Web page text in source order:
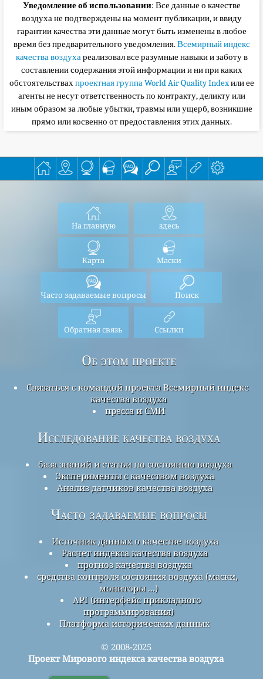
Уведомление об использовании: Все данные о качестве
воздуха не подтверждены на момент публикации, и ввиду
гарантии качества эти данные могут быть изменены в любое
время без предварительного уведомления.Всемирный индекс
качества воздухареализовал все разумные навыки и заботу в
составлении содержания этой информации и ни при каких
обстоятельствахпроектная группа World Air Quality Indexили ее
агенты не несут ответственность по контракту, деликту или
иным образом за любые убытки, травмы или ущерб, возникшие
прямо или косвенно от предоставления этих данных.
На главную здесь
Карта Маски
Часто задаваемые вопросы Поиск
Обратная связь Ссылки
Об этом проекте
Связаться с командой проекта Всемирный индекс
качества воздуха
пресса и СМИ
Исследование качества воздуха
база знаний и статьи по состоянию воздуха
Эксперименты с качеством воздуха
Анализ датчиков качества воздуха
Часто задаваемые вопросы
Источник данных о качестве воздуха
Расчет индекса качества воздуха
прогноз качества воздуха
средства контроля состояния воздуха (маски,
мониторы ...)
API (интерфейс прикладного
программирования)
Платформа исторических данных
© 2008-2025
Проект Мирового индекса качества воздуха